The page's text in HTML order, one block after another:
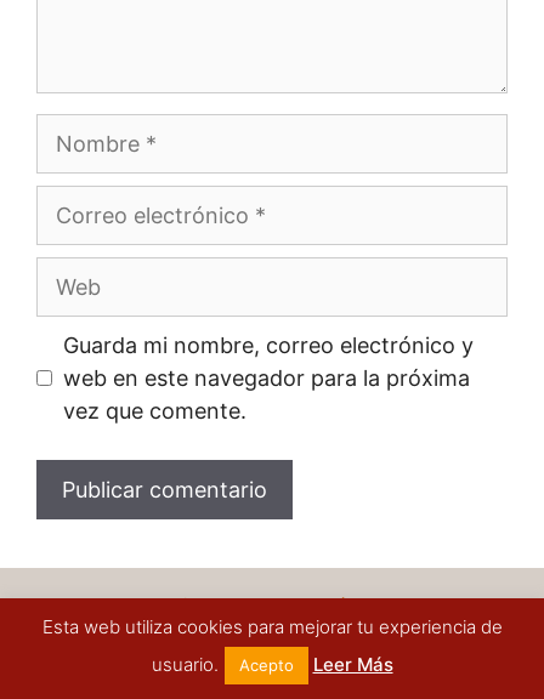
Correo
Guarda mi nombre, correo electrónico y
web en este navegador para la próxima
vez que comente.
Todo el contenido que encontrarás en esta web es
informativo, no tenemos ningún contacto con
entidades oficiales ni pretendemos reemplazar la
información que éstos emitan.
Esta web utiliza cookies para mejorar tu experiencia de
usuario.
Acepto Leer Más